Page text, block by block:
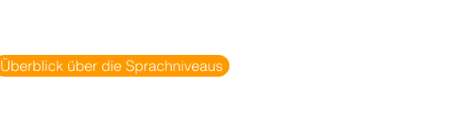
Überblick über die Sprachniveaus